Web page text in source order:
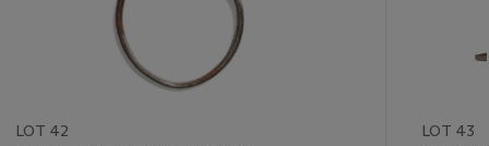
LOT 42 LOT 43